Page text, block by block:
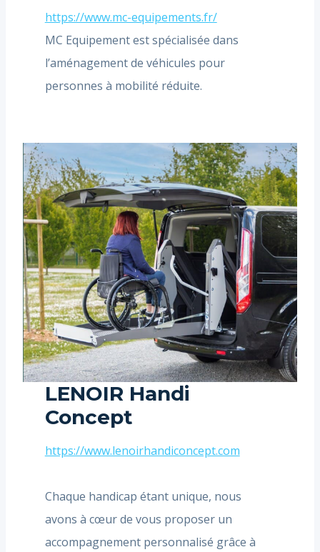
https://www.mc-equipements.fr/
MC Equipement est spécialisée dans
l’aménagement de véhicules pour
personnes à mobilité réduite.
LENOIR Handi
Concept
https://www.lenoirhandiconcept.com
Chaque handicap étant unique, nous
avons à cœur de vous proposer un
accompagnement personnalisé grâce à